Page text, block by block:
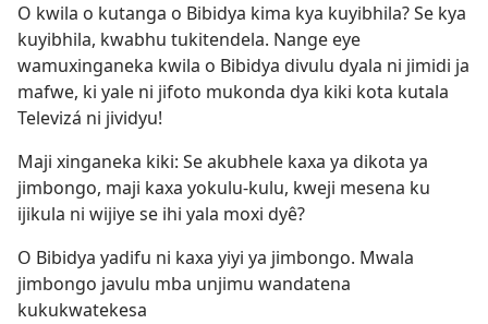
O kwila o kutanga o Bibidya kima kya kuyibhila? Se kya
kuyibhila, kwabhu tukitendela. Nange eye
wamuxinganeka kwila o Bibidya divulu dyala ni jimidi ja
mafwe, ki yale ni jifoto mukonda dya kiki kota kutala
Televizá ni jividyu!
Maji xinganeka kiki: Se akubhele kaxa ya dikota ya
jimbongo, maji kaxa yokulu-kulu, kweji mesena ku
ijikula ni wijiye se ihi yala moxi dyê?
O Bibidya yadifu ni kaxa yiyi ya jimbongo. Mwala
jimbongo javulu mba unjimu wandatena
kukukwatekesa